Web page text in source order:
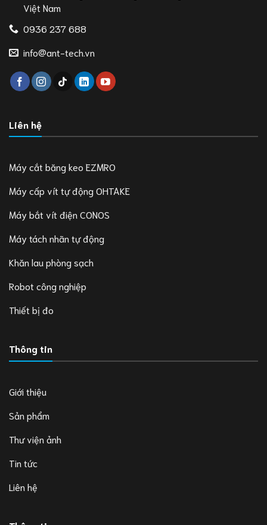
Việt Nam
0936 237 688
info@ant-tech.vn
Liên hệ
Máy cắt băng keo EZMRO
Máy cấp vít tự động OHTAKE
Máy bắt vít điện CONOS
Máy tách nhãn tự động
Khăn lau phòng sạch
Robot công nghiệp
Thiết bị đo
Thông tin
Giới thiệu
Sản phẩm
Thư viện ảnh
Tin tức
Liên hệ